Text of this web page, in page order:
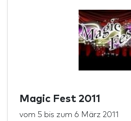
Magic Fest 2011
vom 5 bis zum 6 März 2011